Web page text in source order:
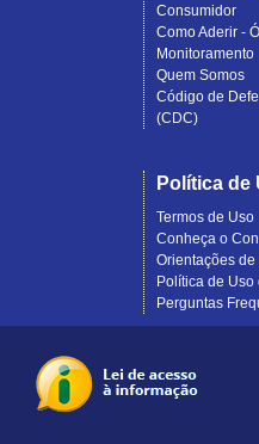
Consumidor
Como Aderir -
Monitoramento
Quem Somos
Código de
(CDC)
Política de
Termos de Uso
Conheça o
Orientações de
Política de
Perguntas